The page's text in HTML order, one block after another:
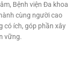
Bệnh viện Đa khoa
cùng người cao
có ích, góp phần xây
vững.